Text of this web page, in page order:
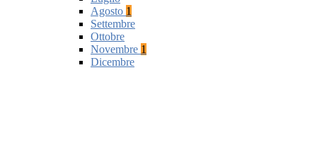
Agosto 1
Settembre
Ottobre
Novembre 1
Dicembre